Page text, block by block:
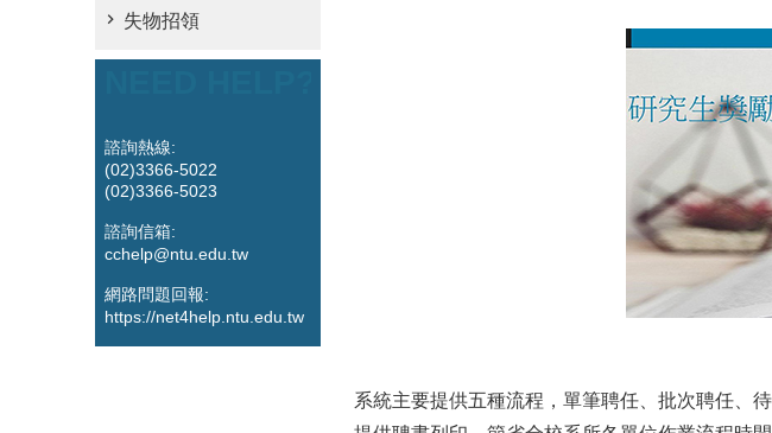
失物招領
諮詢熱線:
(02)3366-5022
(02)3366-5023
諮詢信箱:
cchelp@ntu.edu.tw
網路問題回報:
https://net4help.ntu.edu.tw
系統主要提供五種流程，單筆聘任、批次聘任、